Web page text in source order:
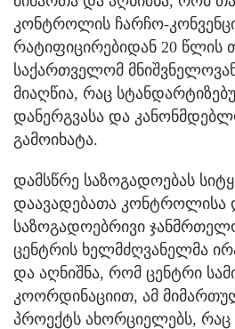
კონტროლის ჩარჩო-
რატიფიცირებიდან 20 წლის
საქართველომ
მიაღწია, რაც
დანერგვასა და
გამოიხატა.
დამსწრე საზოგადოებას
დაავადებათა კონტროლისა
საზოგადოებრივი
ცენტრის ხელმძღვანელმა
და აღნიშნა, რომ ცენტრი
კოორდინაციით, ამ
პროექტს ახორციელებს, რაც